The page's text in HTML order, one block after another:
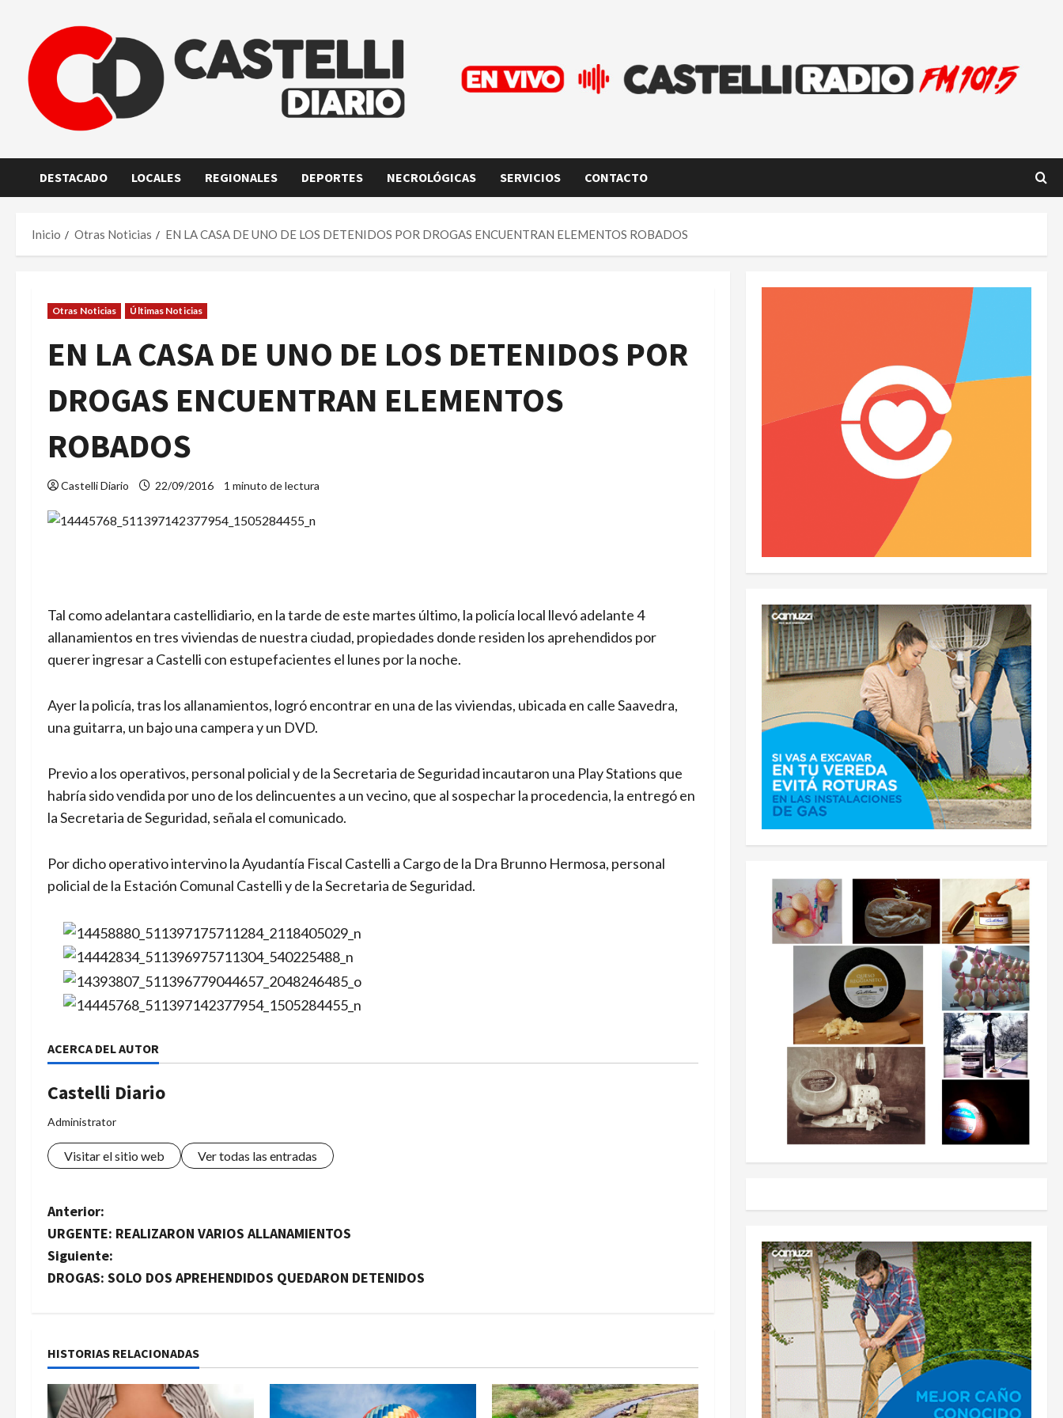
contenido
DESTACADO LOCALES REGIONALES DEPORTES NECROLÓGICAS SERVICIOS CONTACTO
Inicio Otras Noticias EN LA CASA DE UNO DE LOS DETENIDOS POR DROGAS ENCUENTRAN ELEMENTOS ROBADOS
Otras Noticias Últimas Noticias
EN LA CASA DE UNO DE LOS DETENIDOS POR
DROGAS ENCUENTRAN ELEMENTOS
ROBADOS
Castelli Diario 22/09/2016 1 minuto de lectura
Tal como adelantara castellidiario, en la tarde de este martes último, la policía local llevó adelante 4
allanamientos en tres viviendas de nuestra ciudad, propiedades donde residen los aprehendidos por
querer ingresar a Castelli con estupefacientes el lunes por la noche.
Ayer la policía, tras los allanamientos, logró encontrar en una de las viviendas, ubicada en calle Saavedra,
una guitarra, un bajo una campera y un DVD.
Previo a los operativos, personal policial y de la Secretaria de Seguridad incautaron una Play Stations que
habría sido vendida por uno de los delincuentes a un vecino, que al sospechar la procedencia, la entregó en
la Secretaria de Seguridad, señala el comunicado.
Por dicho operativo intervino la Ayudantía Fiscal Castelli a Cargo de la Dra Brunno Hermosa, personal
policial de la Estación Comunal Castelli y de la Secretaria de Seguridad.
ACERCA DEL AUTOR
Castelli Diario
Administrator
Visitar el sitio web Ver todas las entradas
N
a
v
g
a
Anterior:
URGENTE: REALIZARON VARIOS ALLANAMIENTOS
Siguiente:
DROGAS: SOLO DOS APREHENDIDOS QUEDARON DETENIDOS
HISTORIAS RELACIONADAS